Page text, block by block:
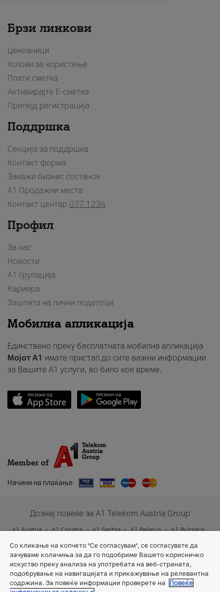
Брзи линкови
Ценовници
Услови за користење
Плати сметка
Активирајте Е-сметка
Припејд регистрација
Поддршка
Секција за поддршка
Контакт форма
Закажи бизнис состанок
A1 Продажни места
Контакт центар 077 1234
Профил
За нас
Новости
А1 Групација
Кариера
Заштита на лични податоци
Мобилна апликација
Единствено преку бесплатната мобилна апликација
Мојот A1 имате пристап до сите важни информации
за Вашите A1 услуги, во било кое време.
Member of
Начини на плаќање
Дознај повеќе за A1 Telekom Austria Group
A1 Austria A1 Croatia A1 Serbia A1 Belarus
A1 Bulgaria
Со кликање на копчето "Се согласувам", се согласувате да
зачуваме колачиња за да го подобриме Вашето корисничко
искуство преку анализа на употребата на веб-страната,
подобрување на навигацијата и прикажување на релевантна
содржина. За повеќе информации проверете на
Повеќе